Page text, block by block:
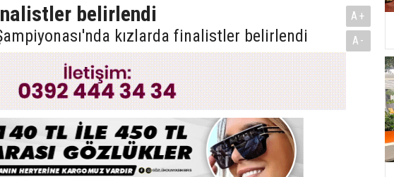
belirlendi
kızlarda finalistler belirlendi
A+
A-